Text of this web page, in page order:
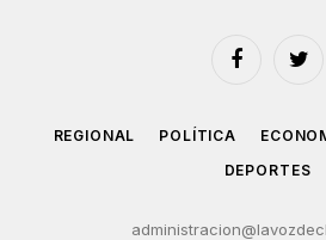
Facebook
REGIONAL POLÍTICA
DEPORTES